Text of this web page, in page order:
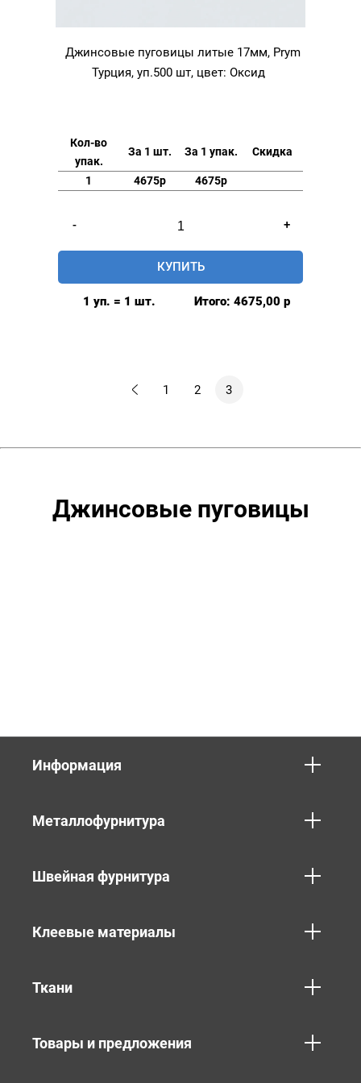
Джинсовые пуговицы литые 17мм, Prym
Турция, уп.500 шт, цвет: Оксид
Кол-во
упак.
За 1 шт. За 1 упак. Скидка
1 4675р 4675р
-
товара
Джинсовые
пуговицы
+
КУПИТЬ
1 уп. = 1 шт. Итого: 4675,00 р
1 2 3
Джинсовые пуговицы
Информация
Металлофурнитура
Швейная фурнитура
Клеевые материалы
Ткани
Товары и предложения